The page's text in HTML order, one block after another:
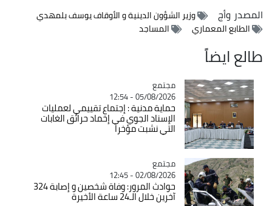
المصدروأج
وزير الشؤون الدينية و الأوقاف يوسف بلمهدي
الطابع المعماري
المساجد
طالع ايضاً
Catégorie
مجتمع
05/08/2026 - 12:54
حماية مدنية : إجتماع تقييمي لعمليات
الإسناد الجوي في إخماد حرائق الغابات
التي نشبت مؤخرا
Catégorie
مجتمع
02/08/2026 - 12:45
حوادث المرور: وفاة شخصين و إصابة 324
آخرين خلال الـ24 ساعة الأخيرة